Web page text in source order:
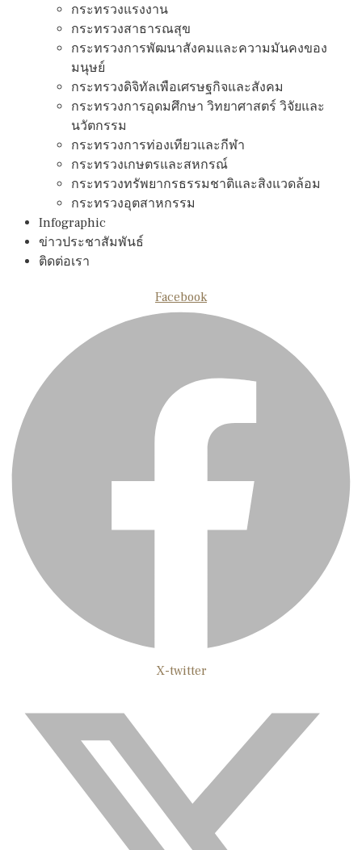
กระทรวงแรงงาน
กระทรวงสาธารณสุข
กระทรวงการพัฒนาสังคมและความมันคงของ
มนุษย์
กระทรวงดิจิทัลเพือเศรษฐกิจและสังคม
กระทรวงการอุดมศึกษา วิทยาศาสตร์ วิจัยและ
นวัตกรรม
กระทรวงการท่องเทียวและกีฬา
กระทรวงเกษตรและสหกรณ์
กระทรวงทรัพยากรธรรมชาติและสิงแวดล้อม
กระทรวงอุตสาหกรรม
Infographic
ข่าวประชาสัมพันธ์
ติดต่อเรา
Facebook
X-twitter